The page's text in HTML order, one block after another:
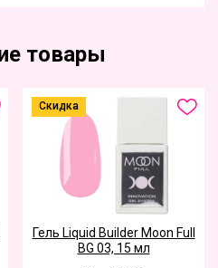
товары
Скидка
Гель Liquid Builder Moon Full
BG 03, 15 мл